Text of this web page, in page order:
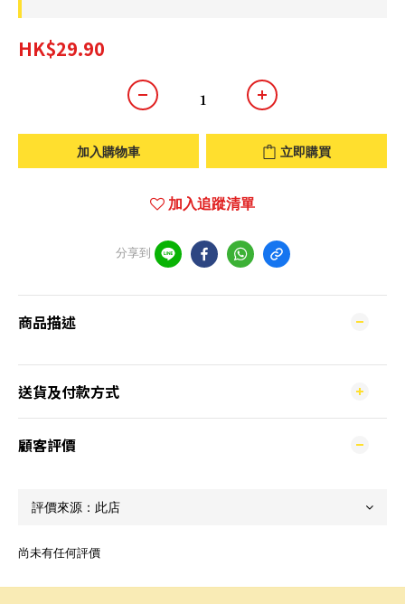
HK$29.90
加入購物車 立即購買
加入追蹤清單
分享到
商品描述
送貨及付款方式
顧客評價
尚未有任何評價